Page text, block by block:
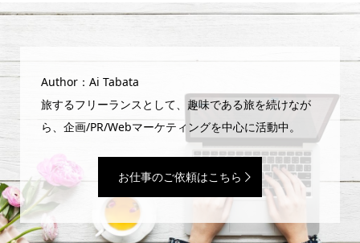
Author：Ai Tabata
旅するフリーランスとして、趣味である旅を続けなが
ら、企画/PR/Webマーケティングを中心に活動中。
お仕事のご依頼はこちら